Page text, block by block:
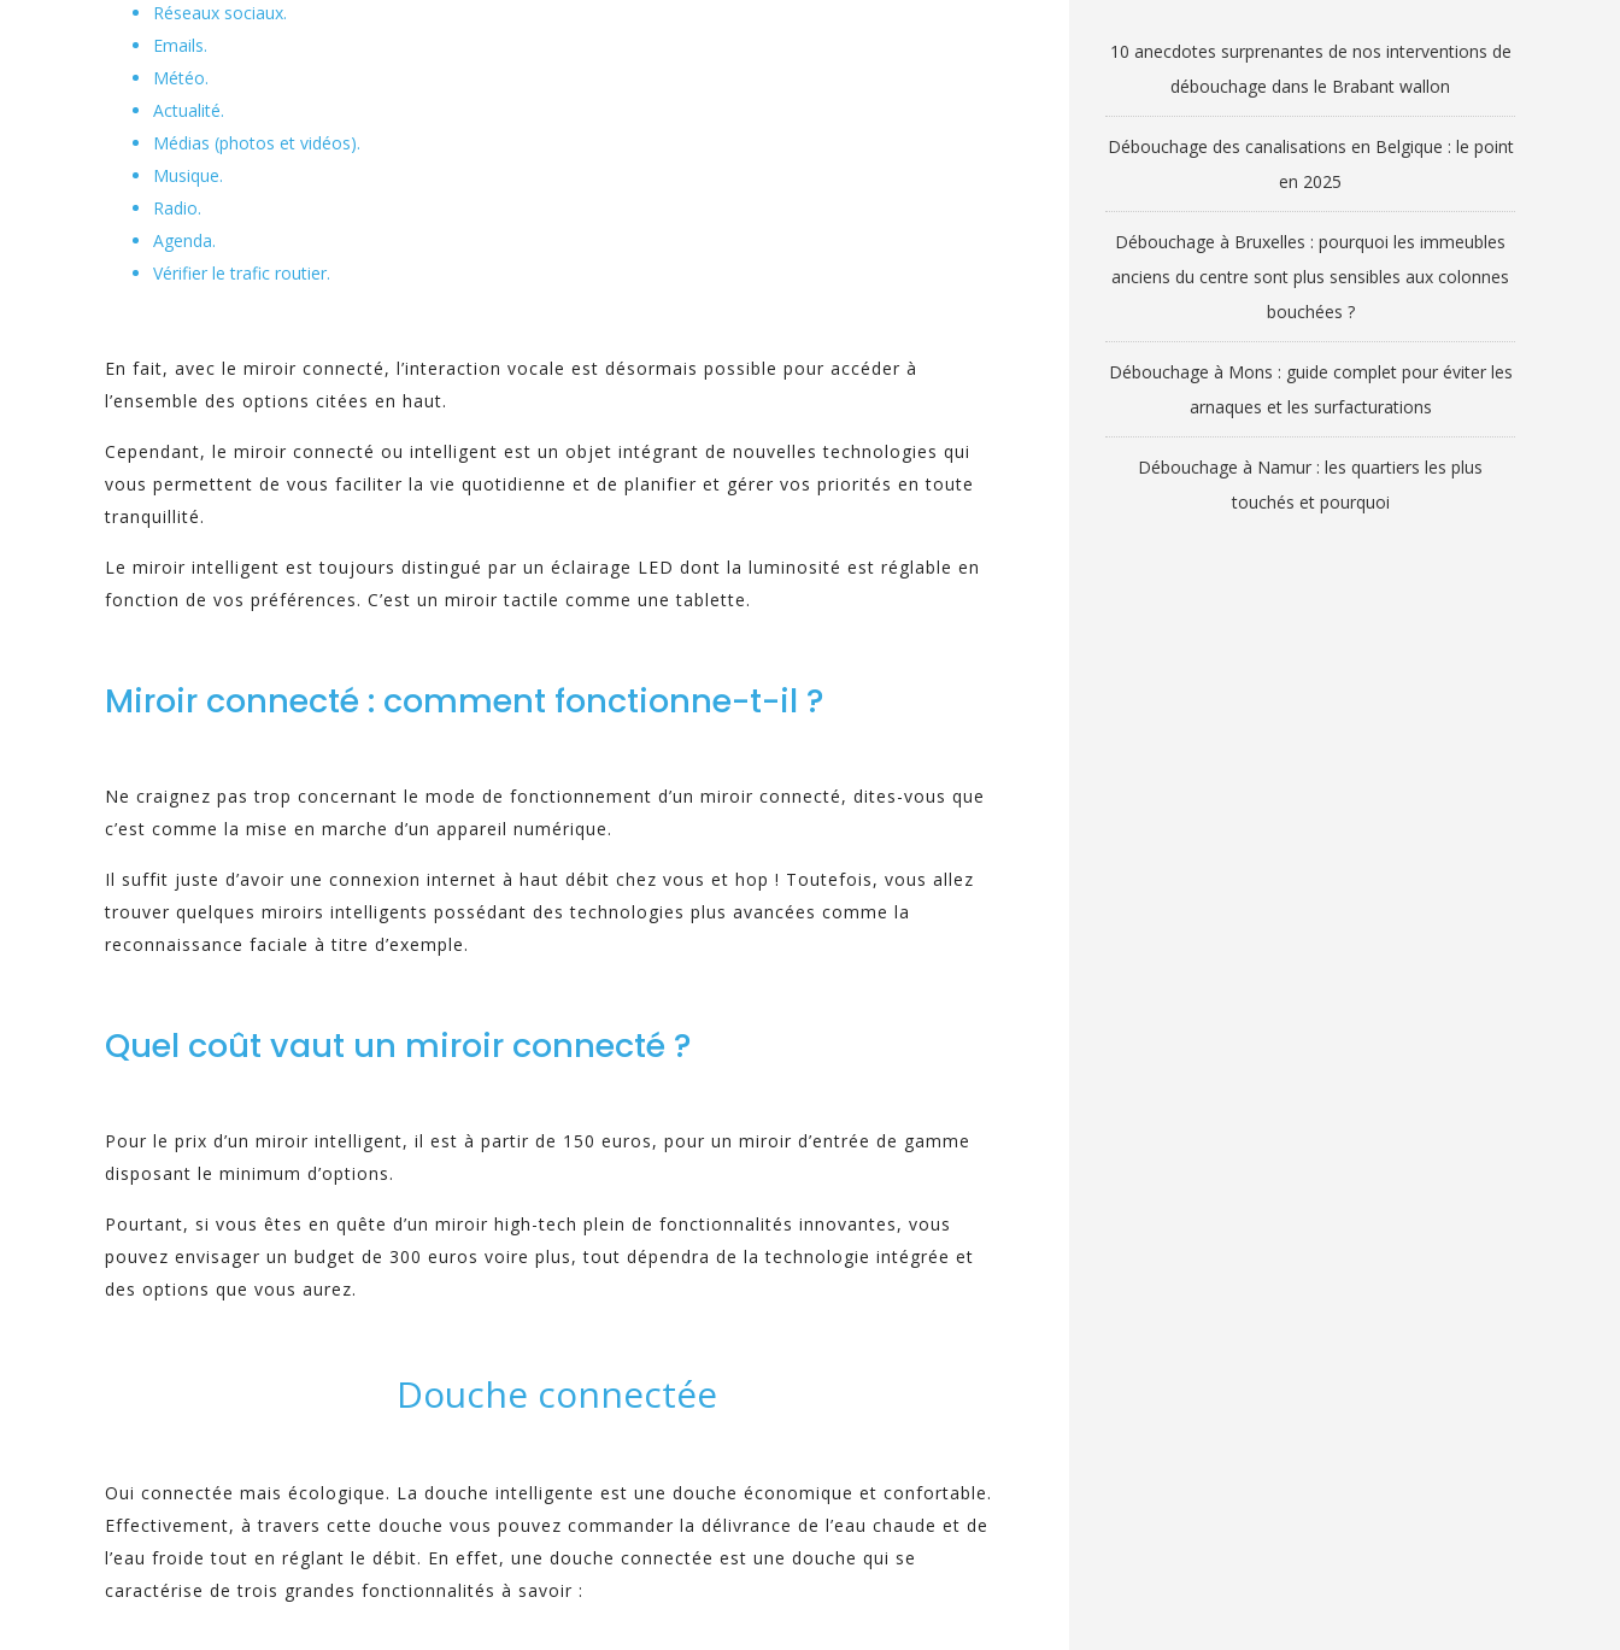
Réseaux sociaux.
Emails.
Météo.
Actualité.
Médias (photos et vidéos).
Musique.
Radio.
Agenda.
Vérifier le trafic routier.
En fait, avec le miroir connecté, l’interaction vocale est désormais possible pour accéder à
l’ensemble des options citées en haut.
Cependant, le miroir connecté ou intelligent est un objet intégrant de nouvelles technologies qui
vous permettent de vous faciliter la vie quotidienne et de planifier et gérer vos priorités en toute
tranquillité.
Le miroir intelligent est toujours distingué par un éclairage LED dont la luminosité est réglable en
fonction de vos préférences. C’est un miroir tactile comme une tablette.
Miroir connecté : comment fonctionne-t-il ?
Ne craignez pas trop concernant le mode de fonctionnement d’un miroir connecté, dites-vous que
c’est comme la mise en marche d’un appareil numérique.
Il suffit juste d’avoir une connexion internet à haut débit chez vous et hop ! Toutefois, vous allez
trouver quelques miroirs intelligents possédant des technologies plus avancées comme la
reconnaissance faciale à titre d’exemple.
Quel coût vaut un miroir connecté ?
Pour le prix d’un miroir intelligent, il est à partir de 150 euros, pour un miroir d’entrée de gamme
disposant le minimum d’options.
Pourtant, si vous êtes en quête d’un miroir high-tech plein de fonctionnalités innovantes, vous
pouvez envisager un budget de 300 euros voire plus, tout dépendra de la technologie intégrée et
des options que vous aurez.
Douche connectée
Oui connectée mais écologique. La douche intelligente est une douche économique et confortable.
Effectivement, à travers cette douche vous pouvez commander la délivrance de l’eau chaude et de
l’eau froide tout en réglant le débit. En effet, une douche connectée est une douche qui se
caractérise de trois grandes fonctionnalités à savoir :
10 anecdotes surprenantes de nos interventions de
débouchage dans le Brabant wallon
Débouchage des canalisations en Belgique : le point
en 2025
Débouchage à Bruxelles : pourquoi les immeubles
anciens du centre sont plus sensibles aux colonnes
bouchées ?
Débouchage à Mons : guide complet pour éviter les
arnaques et les surfacturations
Débouchage à Namur : les quartiers les plus
touchés et pourquoi